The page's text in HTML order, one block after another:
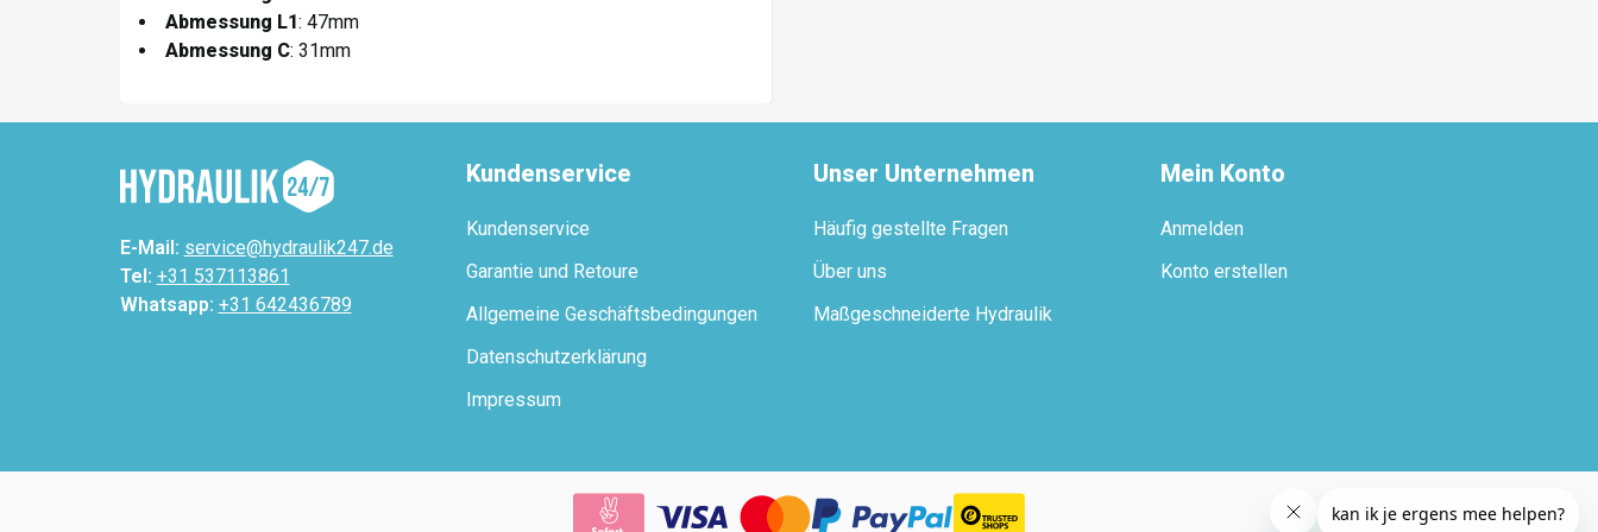
Abmessung L1: 47mm
Abmessung C: 31mm
E-Mail: service@hydraulik247.de
Tel: +31 537113861
Whatsapp: +31 642436789
Kundenservice
Kundenservice
Garantie und Retoure
Allgemeine Geschäftsbedingungen
Datenschutzerklärung
Impressum
Unser Unternehmen
Häufig gestellte Fragen
Über uns
Maßgeschneiderte Hydraulik
Mein Konto
Anmelden
Konto erstellen